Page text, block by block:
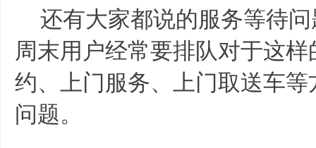
还有大家都说的服务等待
周末用户经常要排队对于这
约、上门服务、上门取送车
问题。